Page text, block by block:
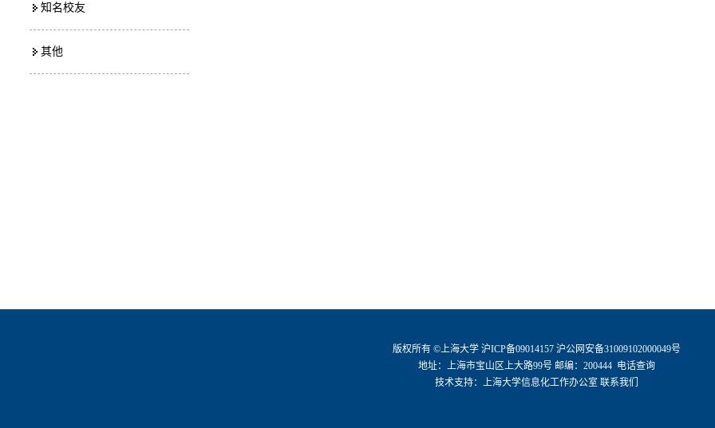
知名校友
其他
版权所有 ©上海大学 沪ICP备09014157 沪公网安备31009102000049号
地址：上海市宝山区上大路99号 邮编：200444 电话查询
技术支持：
上海大学信息化工作办公室 联系我们